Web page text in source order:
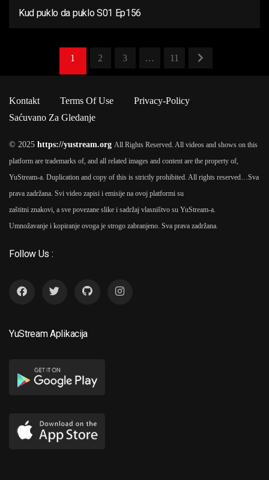
Kud puklo da puklo S01 Ep156
1 2 3 … 11
Kontakt Terms Of Use
Privacy-Policy
Saćuvano Za Gledanje
© 2025 https://yustream.org All Rights Reserved. All videos and shows on this
platform are trademarks of, and all related images and content are the property of,
YuStream-a. Duplication and copy of this is strictly prohibited. All rights reserved…Sva
prava zadržana. Svi video zapisi i emisije na ovoj platformi su
zaštitni znakovi, a sve povezane slike i sadržaj vlasništvo su YuStream-a.
Umnožavanje i kopiranje ovoga je strogo zabranjeno. Sva prava zadržana.
Follow Us :
YuStream Aplikacija